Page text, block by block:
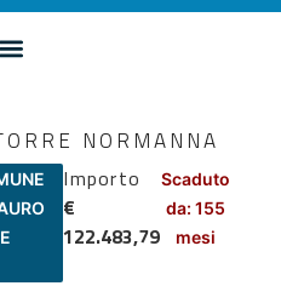
NORMANNA
Importo
€
122.483,79
Scaduto
da: 155
mesi